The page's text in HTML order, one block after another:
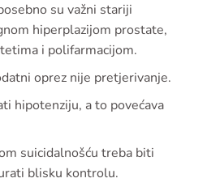
su važni stariji
hiperplazijom prostate,
i polifarmacijom.
oprez nije pretjerivanje.
hipotenziju, a to povećava
suicidalnošću treba biti
blisku kontrolu.